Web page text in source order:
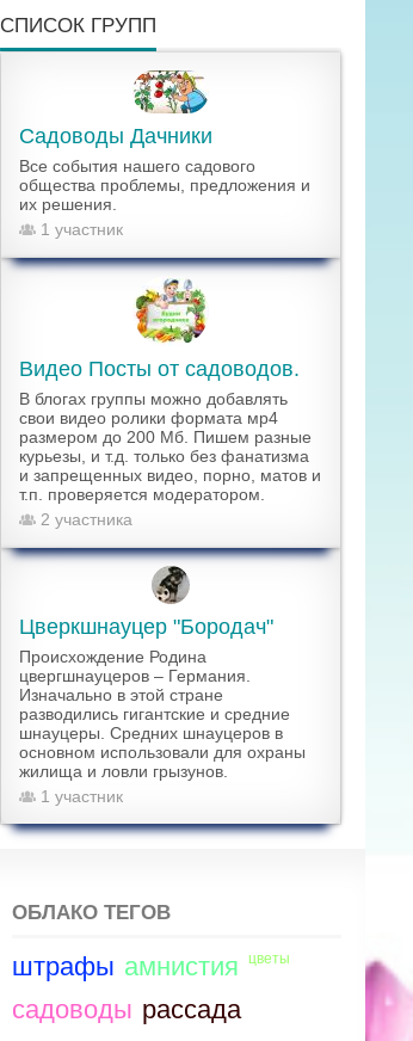
СПИСОК ГРУПП
Садоводы Дачники
Все события нашего садового
общества проблемы, предложения и
их решения.
1 участник
Видео Посты от садоводов.
В блогах группы можно добавлять
свои видео ролики формата мр4
размером до 200 Мб. Пишем разные
курьезы, и т.д. только без фанатизма
и запрещенных видео, порно, матов и
т.п. проверяется модератором.
2 участника
Цверкшнауцер "Бородач"
Происхождение Родина
цвергшнауцеров – Германия.
Изначально в этой стране
разводились гигантские и средние
шнауцеры. Средних шнауцеров в
основном использовали для охраны
жилища и ловли грызунов.
1 участник
ОБЛАКО ТЕГОВ
штрафы амнистия цветы
садоводы рассада